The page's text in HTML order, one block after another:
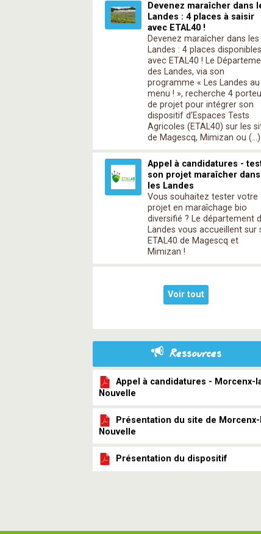
Devenez maraîcher dans
Landes : 4 places à saisir
avec ETAL40 !
Devenez maraîcher dans les
Landes : 4 places disponibles
avec ETAL40 ! Le
des Landes, via son
programme « Les Landes au
menu ! », recherche 4
de projet pour intégrer son
dispositif d'Espaces Tests
Agricoles (ETAL40) sur les
de Magescq, Mimizan ou (…)
Appel à candidatures -
son projet maraîcher dans
les Landes
Vous souhaitez tester votre
projet en maraîchage bio
diversifié ? Le département
Landes vous accueillent sur
ETAL40 de Magescq et
Mimizan !
Voir tout
Ressources
Appel à candidatures - Morcenx-
Nouvelle
Présentation du site de
Nouvelle
Présentation du dispositif